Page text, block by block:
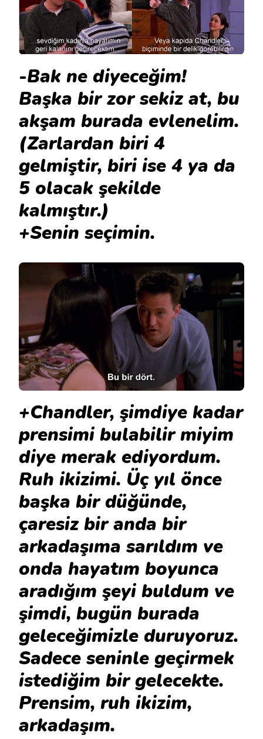
-Bak ne diyeceğim!
Başka bir zor sekiz at, bu
akşam burada evlenelim.
(Zarlardan biri 4
gelmiştir, biri ise 4 ya da
5 olacak şekilde
kalmıştır.)
+Senin seçimin.
+Chandler, şimdiye kadar
prensimi bulabilir miyim
diye merak ediyordum.
Ruh ikizimi. Üç yıl önce
başka bir düğünde,
çaresiz bir anda bir
arkadaşıma sarıldım ve
onda hayatım boyunca
aradığım şeyi buldum ve
şimdi, bugün burada
geleceğimizle duruyoruz.
Sadece seninle geçirmek
istediğim bir gelecekte.
Prensim, ruh ikizim,
arkadaşım.